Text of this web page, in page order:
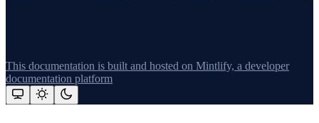
This documentation is built and hosted on Mintlify, a developer
documentation platform